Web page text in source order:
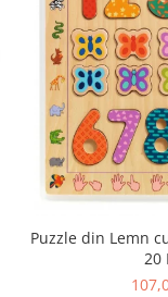
Puzzle din Lemn
20